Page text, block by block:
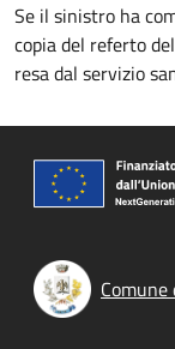
Se il sinistro ha
copia del referto
resa dal servizio
Comune